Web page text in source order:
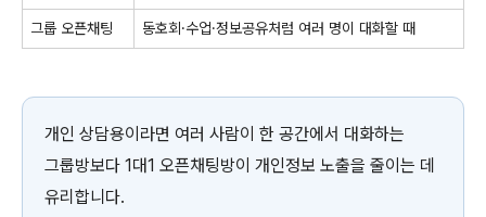
그룹 오픈채팅 동호회·수업·정보공유처럼 여러 명이 대화할 때
개인 상담용이라면 여러 사람이 한 공간에서 대화하는
그룹방보다 1대1 오픈채팅방이 개인정보 노출을 줄이는 데
유리합니다.